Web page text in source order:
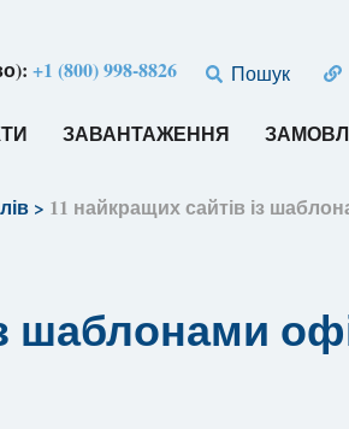
+1 (800) 998-8826 Пошук
ЗАВАНТАЖЕННЯ
> 11 найкращих сайтів із
шаблонами